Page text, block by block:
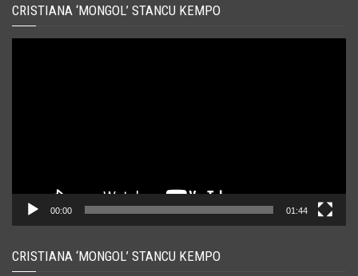
CRISTIANA ‘MONGOL’ STANCU KEMPO
00:00 01:44
CRISTIANA ‘MONGOL’ STANCU KEMPO